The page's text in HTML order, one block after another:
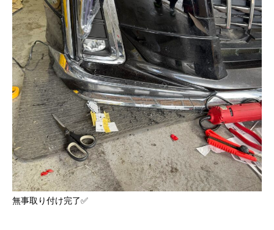
無事取り付け完了✅